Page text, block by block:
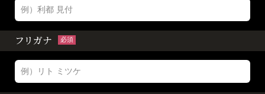
フリガナ 必須